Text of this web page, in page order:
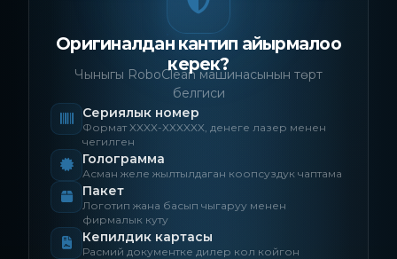
Оригиналдан кантип айырмалоо
керек?
Чыныгы RoboClean машинасынын төрт
белгиси
Сериялык номер
Формат XXXX-XXXXXX, денеге лазер менен
чегилген
Голограмма
Асман желе жылтылдаган коопсуздук чаптама
Пакет
Логотип жана басып чыгаруу менен
фирмалык куту
Кепилдик картасы
Расмий документке дилер кол койгон